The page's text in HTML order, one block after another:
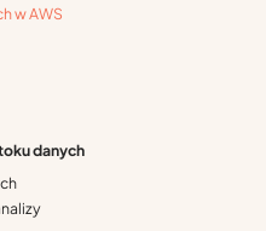
w AWS
danych